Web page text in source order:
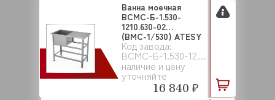
Код завода:
ВСМС-Б-1.530-1210.630-02 (ВМС-1/530)
наличие и цену
уточняйте
Ванна моечная
ВСМС-Б-1.530-
1210.630-02
(ВМС-1/530) ATESY
16 840 ₽